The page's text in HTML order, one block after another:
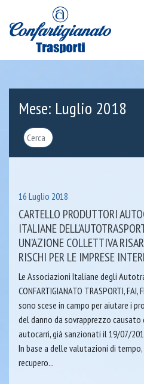
Mese: Luglio 2018
16 Luglio 2018
CARTELLO PRODUTTORI
ITALIANE
UN’AZIONE COLLETTIVA
RISCHI PER LE IMPRESE
Le Associazioni Italiane degli
CONFARTIGIANATO TRASPORTI, FAI,
sono scese in campo per aiutare i
del danno da sovrapprezzo
autocarri, già sanzionati il 19/07/
In base a delle valutazioni di
recupero...